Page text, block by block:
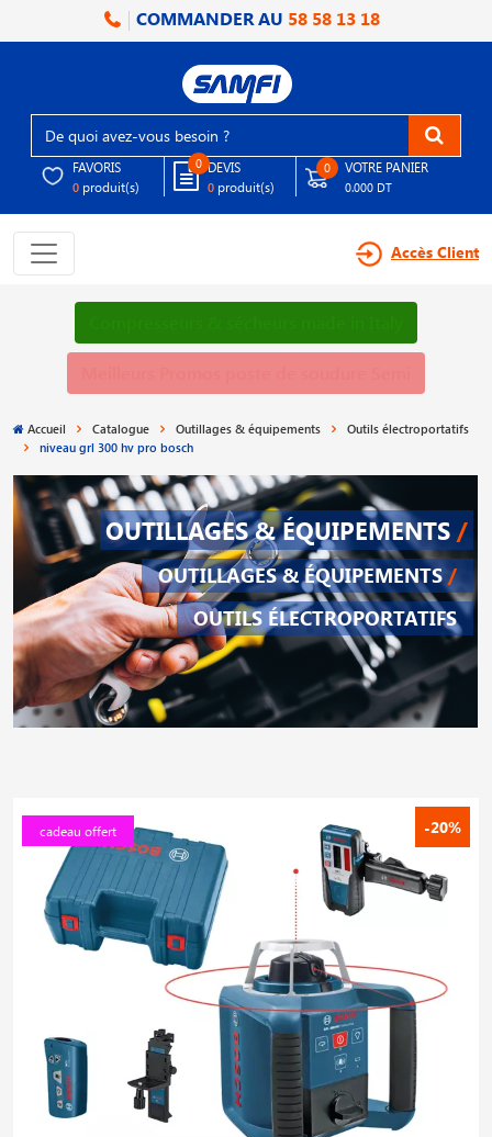
COMMANDER AU 58 58 13 18
FAVORIS
0 produit(s)
0 DEVIS
0 produit(s)
0 VOTRE PANIER
0.000 DT
Accès Client
Accueil Catalogue Outillages & équipements
Outils électroportatifs
niveau grl 300 hv pro bosch
OUTILLAGES & ÉQUIPEMENTS /
OUTILLAGES & ÉQUIPEMENTS /
OUTILS ÉLECTROPORTATIFS
-20%
cadeau offert